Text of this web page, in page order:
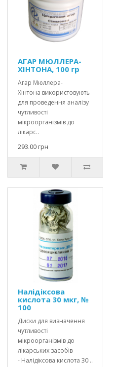
АГАР МЮЛЛЕРА-
ХІНТОНА, 100 гр
Агар Мюллера-
Хінтона використовують
для проведення аналізу
чутливості
мікроорганізмів до
лікарс..
293.00 грн
Налідіксова
кислота 30 мкг, №
100
Диски для визначення
чутливості
мікроорганізмів до
лікарських засобів
- Налідіксова кислота 30 ..